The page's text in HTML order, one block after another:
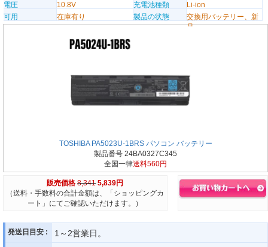
電圧
10.8V 充電池種類
Li-ion
可用
在庫有り 製品の状態
交換用バッテリー、新
品
TOSHIBA PA5023U-1BRS パソコン バッテリー
製品番号 24BA0327C345
全国一律送料560円
販売価格 8,341 5,839円
（送料・手数料の合計金額は、「ショッピングカ
ート」にてご確認いただけます。）
発送日目安 : 1～2営業日。